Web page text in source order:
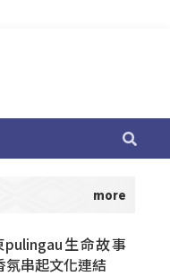
pulingau生命故事
氛串起文化連結